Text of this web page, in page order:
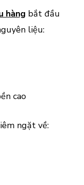
hàng bắt đầu
liệu:
cao
ngặt về: